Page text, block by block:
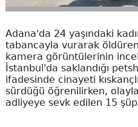
Adana'da 24 yaşındaki
tabancayla vurarak
kamera görüntülerinin
İstanbul'da saklandığı
ifadesinde cinayeti
sürdüğü öğrenilirken,
adliyeye sevk edilen 15